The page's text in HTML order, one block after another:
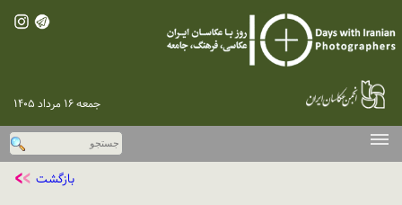
جمعه ۱۶ مرداد ۱۴۰۵
بازگشت